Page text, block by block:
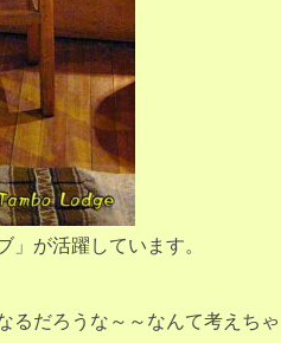
が活躍しています。
るだろうな～～なんて考えちゃ